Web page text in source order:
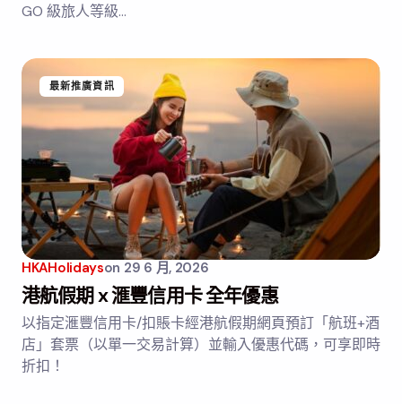
GO 級旅人等級…
最新推廣資訊
HKAHolidayson 29 6 月, 2026
港航假期 x 滙豐信用卡 全年優惠
以指定滙豐信用卡/扣賬卡經港航假期網頁預訂「航班+酒
店」套票（以單一交易計算）並輸入優惠代碼，可享即時
折扣！